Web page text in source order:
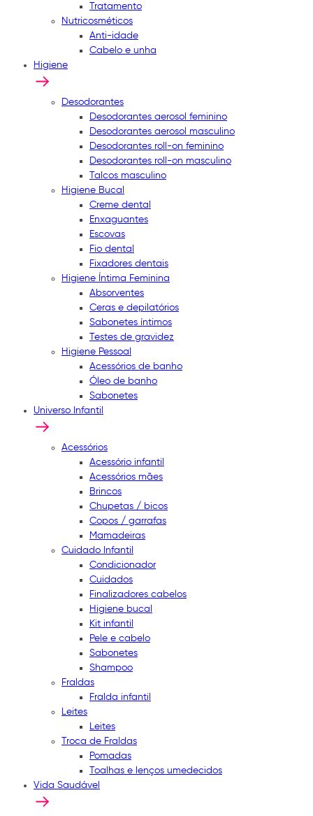
Tratamento
Nutricosméticos
Anti-idade
Cabelo e unha
Higiene
Desodorantes
Desodorantes aerosol feminino
Desodorantes aerosol masculino
Desodorantes roll-on feminino
Desodorantes roll-on masculino
Talcos masculino
Higiene Bucal
Creme dental
Enxaguantes
Escovas
Fio dental
Fixadores dentais
Higiene Íntima Feminina
Absorventes
Ceras e depilatórios
Sabonetes íntimos
Testes de gravidez
Higiene Pessoal
Acessórios de banho
Óleo de banho
Sabonetes
Universo Infantil
Acessórios
Acessório infantil
Acessórios mães
Brincos
Chupetas / bicos
Copos / garrafas
Mamadeiras
Cuidado Infantil
Condicionador
Cuidados
Finalizadores cabelos
Higiene bucal
Kit infantil
Pele e cabelo
Sabonetes
Shampoo
Fraldas
Fralda infantil
Leites
Leites
Troca de Fraldas
Pomadas
Toalhas e lenços umedecidos
Vida Saudável